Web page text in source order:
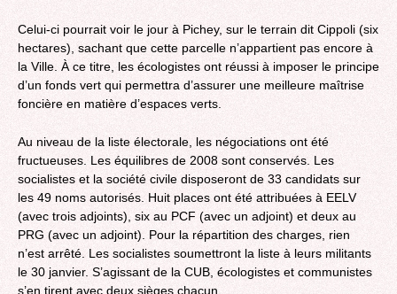
Celui-ci pourrait voir le jour à Pichey, sur le terrain dit Cippoli (six
hectares), sachant que cette parcelle n’appartient pas encore à
la Ville. À ce titre, les écologistes ont réussi à imposer le principe
d’un fonds vert qui permettra d’assurer une meilleure maîtrise
foncière en matière d’espaces verts.
Au niveau de la liste électorale, les négociations ont été
fructueuses. Les équilibres de 2008 sont conservés. Les
socialistes et la société civile disposeront de 33 candidats sur
les 49 noms autorisés. Huit places ont été attribuées à EELV
(avec trois adjoints), six au PCF (avec un adjoint) et deux au
PRG (avec un adjoint). Pour la répartition des charges, rien
n’est arrêté. Les socialistes soumettront la liste à leurs militants
le 30 janvier. S’agissant de la CUB, écologistes et communistes
s’en tirent avec deux sièges chacun.